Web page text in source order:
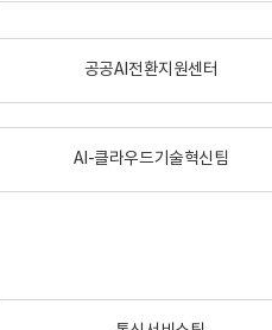
공공AI전환지원센터
AI-클라우드기술혁신팀